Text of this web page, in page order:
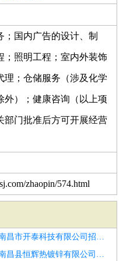
国内广告的设计、制
；照明工程；室内外装饰
理；仓储服务（涉及化学
外）；健康咨询（以上项
部门批准后方可开展经营
zhaopin/574.html
南昌市开泰科技有限公司招聘潍坊市招聘技术员3
南昌县恒辉热镀锌有限公司招聘驻外管道工艺工程师